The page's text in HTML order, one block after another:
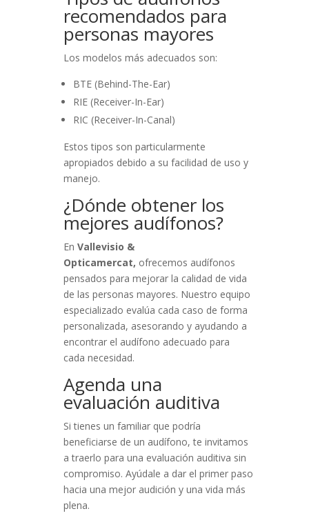
recomendados para
personas mayores
Los modelos más adecuados son:
BTE (Behind-The-Ear)
RIE (Receiver-In-Ear)
RIC (Receiver-In-Canal)
Estos tipos son particularmente
apropiados debido a su facilidad de uso y
manejo.
¿Dónde obtener los
mejores audífonos?
En Vallevisio &
Opticamercat, ofrecemos audífonos
pensados para mejorar la calidad de vida
de las personas mayores. Nuestro equipo
especializado evalúa cada caso de forma
personalizada, asesorando y ayudando a
encontrar el audífono adecuado para
cada necesidad.
Agenda una
evaluación auditiva
Si tienes un familiar que podría
beneficiarse de un audífono, te invitamos
a traerlo para una evaluación auditiva sin
compromiso. Ayúdale a dar el primer paso
hacia una mejor audición y una vida más
plena.